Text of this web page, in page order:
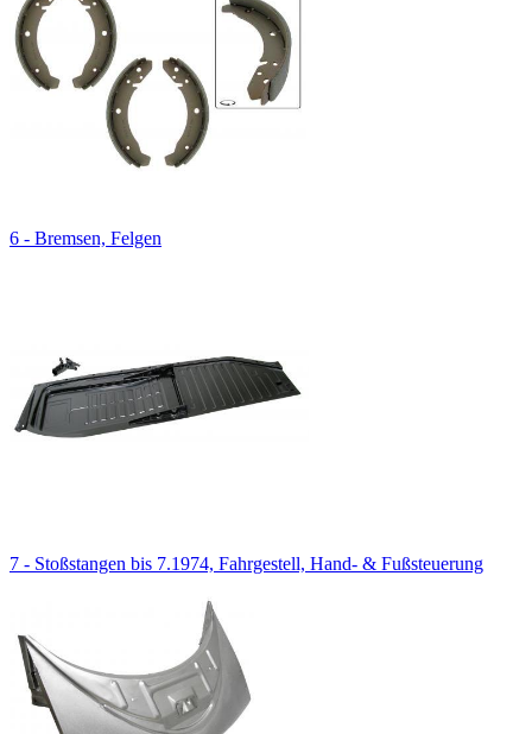
6 - Bremsen, Felgen
7 - Stoßstangen bis 7.1974, Fahrgestell, Hand- & Fußsteuerung